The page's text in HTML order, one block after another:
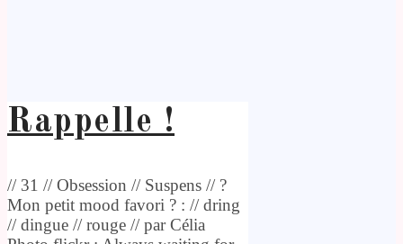
Rappelle !
// 31 // Obsession // Suspens // ?
Mon petit mood favori ? : // dring
// dingue // rouge // par Célia